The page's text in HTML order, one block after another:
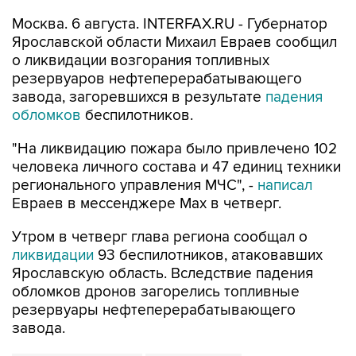
Москва. 6 августа. INTERFAX.RU - Губернатор
Ярославской области Михаил Евраев сообщил
о ликвидации возгорания топливных
резервуаров нефтеперерабатывающего
завода, загоревшихся в результате падения
обломков беспилотников.
"На ликвидацию пожара было привлечено 102
человека личного состава и 47 единиц техники
регионального управления МЧС", - написал
Евраев в мессенджере Мах в четверг.
Утром в четверг глава региона сообщал о
ликвидации 93 беспилотников, атаковавших
Ярославскую область. Вследствие падения
обломков дронов загорелись топливные
резервуары нефтеперерабатывающего
завода.